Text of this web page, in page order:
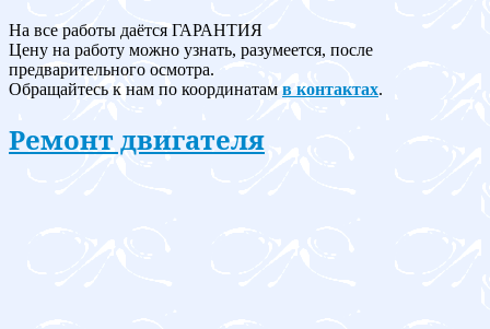
На все работы даётся ГАРАНТИЯ
Цену на работу можно узнать, разумеется, после
предварительного осмотра.
Обращайтесь к нам по координатам в контактах.
Ремонт двигателя